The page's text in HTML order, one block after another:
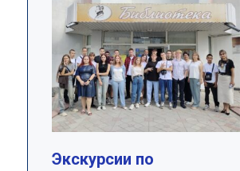
Экскурсии по